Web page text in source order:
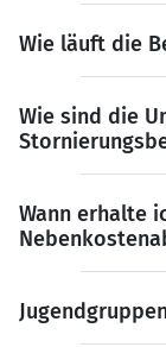
Wie läuft die
Wie sind die
Wann erhalte